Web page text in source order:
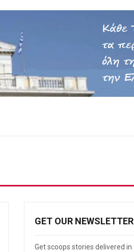
GET OUR NEWSLETTER
Get scoops stories delivered in